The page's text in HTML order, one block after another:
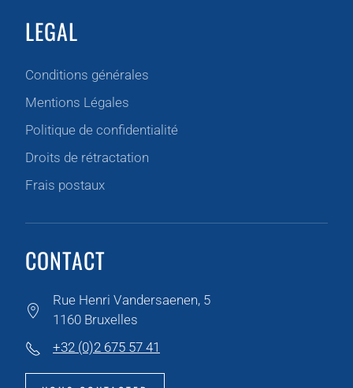
LEGAL
Conditions générales
Mentions Légales
Politique de confidentialité
Droits de rétractation
Frais postaux
CONTACT
Rue Henri Vandersaenen, 5
1160 Bruxelles
+32 (0)2 675 57 41